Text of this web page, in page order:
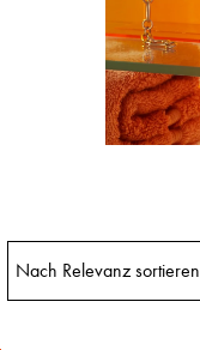
Nach Relevanz sortieren